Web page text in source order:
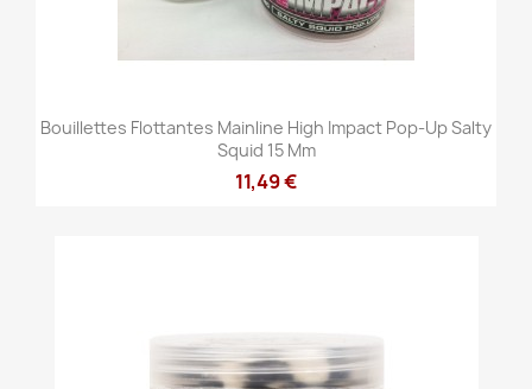
Bouillettes Flottantes Mainline High Impact Pop-Up Salty
Squid 15 Mm
11,49 €